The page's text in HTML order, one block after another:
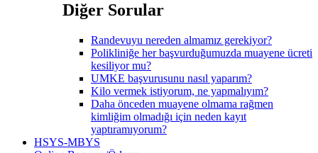
Diğer Sorular
Randevuyu nereden almamız gerekiyor?
Polikliniğe her başvurduğumuzda muayene ücreti
kesiliyor mu?
UMKE başvurusunu nasıl yaparım?
Kilo vermek istiyorum, ne yapmalıyım?
Daha önceden muayene olmama rağmen
kimliğim olmadığı için neden kayıt
yaptıramıyorum?
HSYS-MBYS